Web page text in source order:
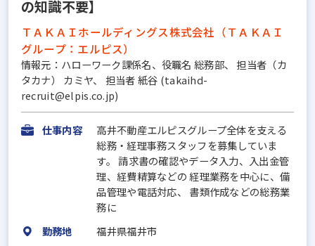
の知識不要】
ＴＡＫＡＩホールディングス株式会社（ＴＡＫＡＩ
グループ：エルピス）
情報元：ハローワーク課係名、役職名 総務部、 担当者（カ
タカナ） カミヤ、 担当者 紙谷 (takaihd-
recruit@elpis.co.jp)
仕事内容
高井不動産エルピスグループ全体を支える
総務・経理事務スタッフを募集していま
す。 請求書の確認やデータ入力、入出金管
理、経費精算などの 経理業務を中心に、備
品管理や電話対応、 書類作成などの総務業
務に
勤務地
福井県福井市